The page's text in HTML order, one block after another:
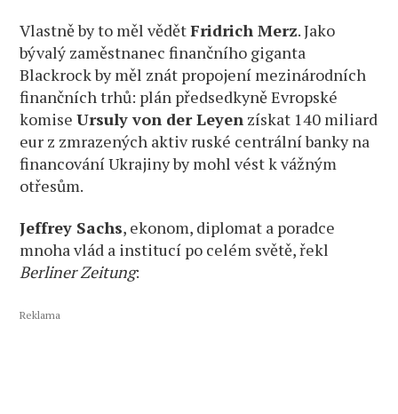
Vlastně by to měl vědětFridrich Merz. Jako
bývalý zaměstnanec finančního giganta
Blackrock by měl znát propojení mezinárodních
finančních trhů: plán předsedkyně Evropské
komiseUrsuly von der Leyen získat 140 miliard
eur z zmrazených aktiv ruské centrální banky na
financování Ukrajiny by mohl vést k vážným
otřesům.
Jeffrey Sachs, ekonom, diplomat a poradce
mnoha vlád a institucí po celém světě, řekl
Berliner Zeitung:
Reklama